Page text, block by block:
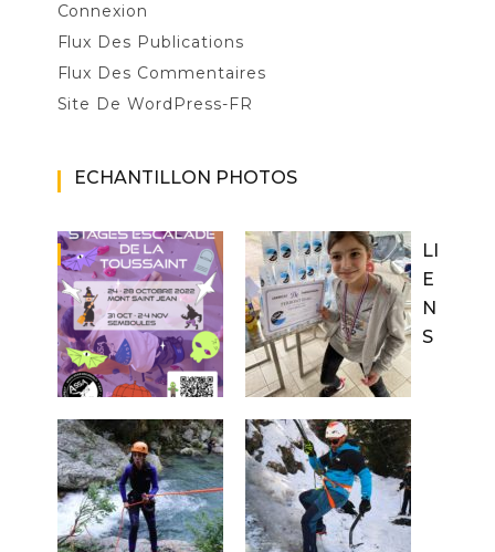
Connexion
Flux Des Publications
Flux Des Commentaires
Site De WordPress-FR
ECHANTILLON PHOTOS
LI
E
N
S